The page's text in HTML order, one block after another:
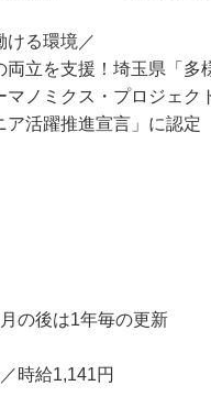
ける環境／
立を支援！埼玉県「
ノミクス・プロジェク
の後は1年毎の更新